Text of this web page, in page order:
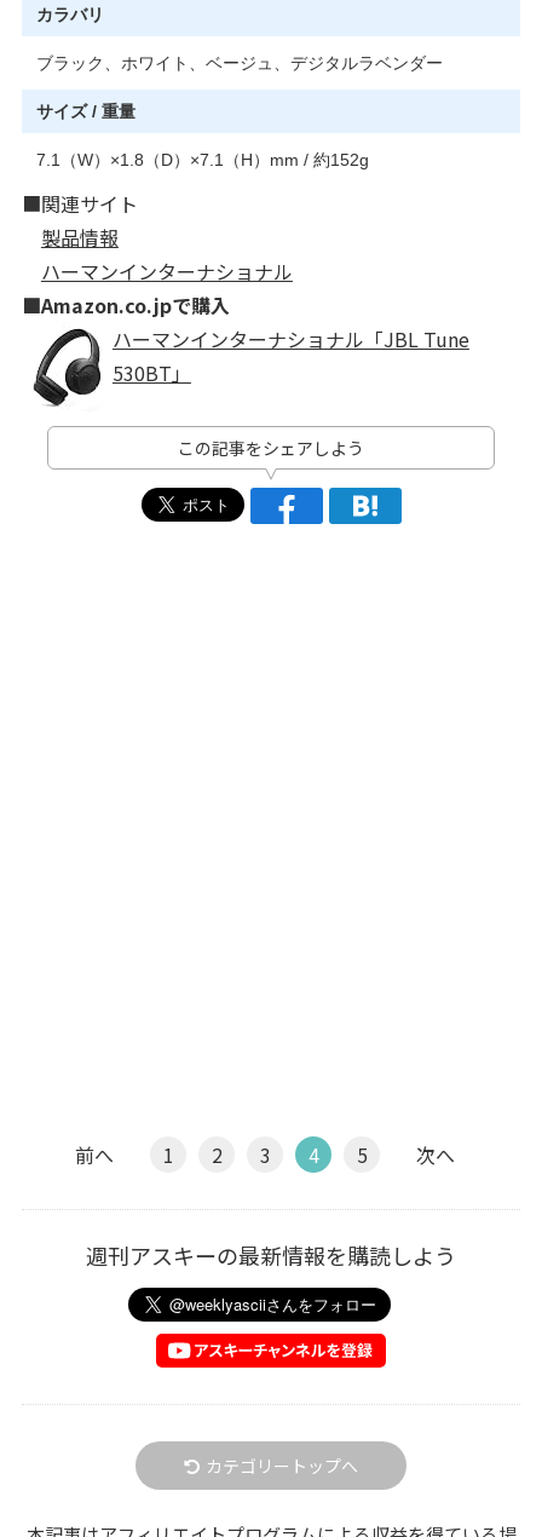
カラバリ
ブラック、ホワイト、ベージュ、デジタルラベンダー
サイズ / 重量
7.1（W）×1.8（D）×7.1（H）mm / 約152g
■関連サイト
製品情報
ハーマンインターナショナル
■Amazon.co.jpで購入
ハーマンインターナショナル「JBL Tune
530BT」
この記事をシェアしよう
前へ 1 2 3 4 5 次へ
週刊アスキーの最新情報を購読しよう
カテゴリートップへ